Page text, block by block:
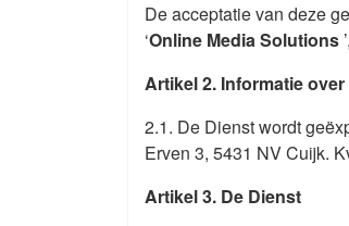
De acceptatie van deze
‘Online Media Solutions
Artikel 2. Informatie
2.1. De Dienst wordt
Erven 3, 5431 NV Cuijk.
Artikel 3. De Dienst